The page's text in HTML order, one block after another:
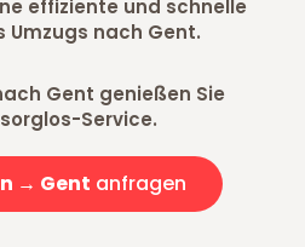
effiziente und schnelle
Umzugs nach Gent.
Gent genießen Sie
Service.
→ Gent anfragen